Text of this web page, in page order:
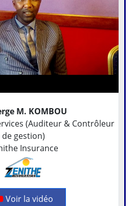
M. KOMBOU
(Auditeur & Contrôleur
de gestion)
Insurance
Voir la vidéo